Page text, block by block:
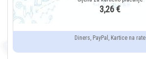
3,26 €
Diners, PayPal, Kartice na rate